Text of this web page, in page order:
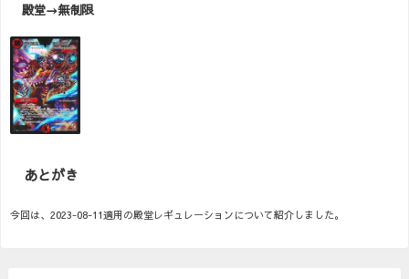
殿堂→無制限
あとがき
今回は、2023-08-11適用の殿堂レギュレーションについて紹介しました。